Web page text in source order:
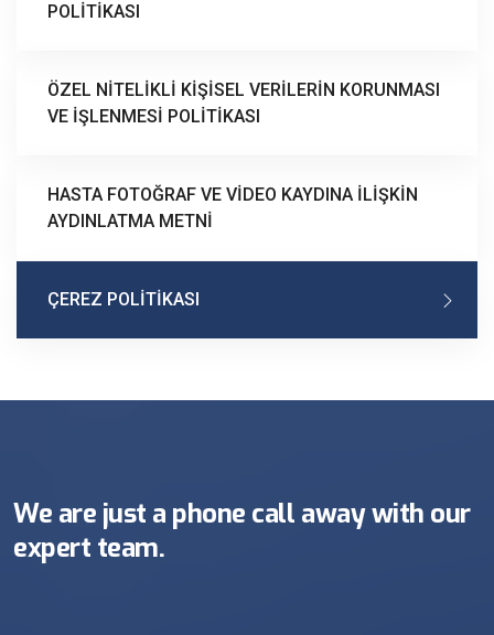
POLİTİKASI
ÖZEL NİTELİKLİ KİŞİSEL VERİLERİN KORUNMASI
VE İŞLENMESİ POLİTİKASI
HASTA FOTOĞRAF VE VİDEO KAYDINA İLİŞKİN
AYDINLATMA METNİ
ÇEREZ POLİTİKASI
We are just a phone call away with our
expert team.